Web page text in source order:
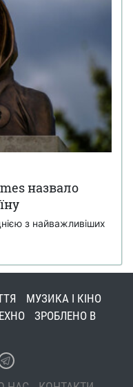
назвало
з найважливіших
МУЗИКА І КІНО
ЗРОБЛЕНО В